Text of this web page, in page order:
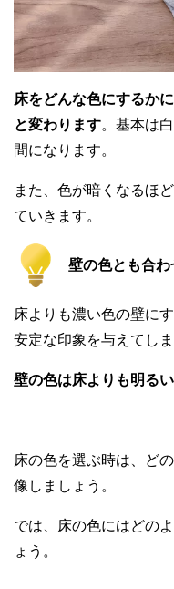
床をどんな色にするか
と変わります。基本は
間になります。
また、色が暗くなるほ
ていきます。
壁の色とも合わ
床よりも濃い色の壁に
安定な印象を与えてしま
壁の色は床よりも明る
床の色を選ぶ時は、ど
像しましょう。
では、床の色にはどの
ょう。